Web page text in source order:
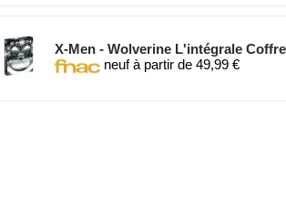
X-Men - Wolverine L'intégrale
neuf à partir de 49,99 €